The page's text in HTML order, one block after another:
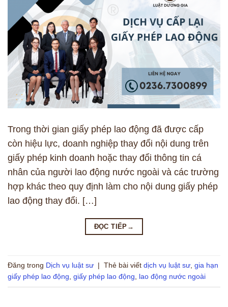
Trong thời gian giấy phép lao động đã được cấp
còn hiệu lực, doanh nghiệp thay đổi nội dung trên
giấy phép kinh doanh hoặc thay đổi thông tin cá
nhân của người lao động nước ngoài và các trường
hợp khác theo quy định làm cho nội dung giấy phép
lao động thay đổi. […]
ĐỌC TIẾP →
Đăng trong Dịch vụ luật sư | Thẻ bài viết dịch vụ luật sư, gia hạn
giấy phép lao động, giấy phép lao động, lao động nước ngoài